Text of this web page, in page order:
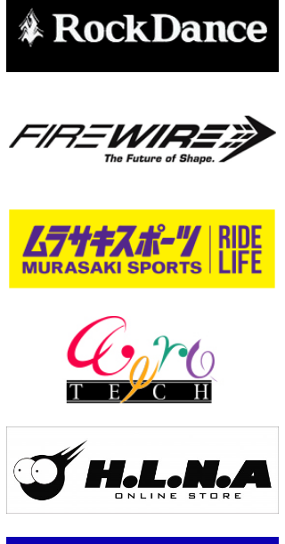
唐澤予報士
米山予報士
予報士 hiro.
banpaku
Romisea